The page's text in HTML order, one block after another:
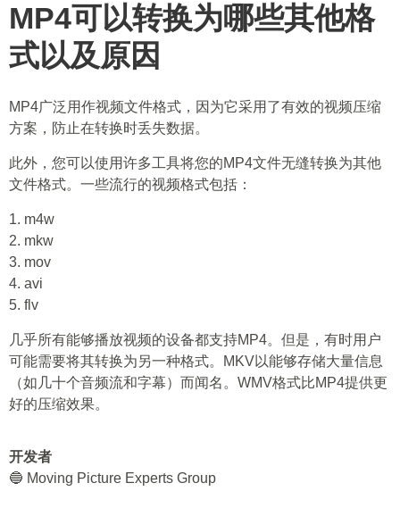
MP4可以转换为哪些其他格
式以及原因
MP4广泛用作视频文件格式，因为它采用了有效的视频压缩
方案，防止在转换时丢失数据。
此外，您可以使用许多工具将您的MP4文件无缝转换为其他
文件格式。一些流行的视频格式包括：
1. m4w
2. mkw
3. mov
4. avi
5. flv
几乎所有能够播放视频的设备都支持MP4。但是，有时用户
可能需要将其转换为另一种格式。MKV以能够存储大量信息
（如几十个音频流和字幕）而闻名。WMV格式比MP4提供更
好的压缩效果。
开发者
🔵 Moving Picture Experts Group